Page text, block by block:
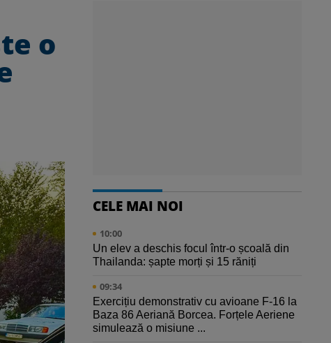
o
CELE MAI NOI
10:00
Un elev a deschis focul într-o școală din
Thailanda: șapte morți și 15 răniți
09:34
Exercițiu demonstrativ cu avioane F-16 la
Baza 86 Aeriană Borcea. Forțele Aeriene
simulează o misiune ...